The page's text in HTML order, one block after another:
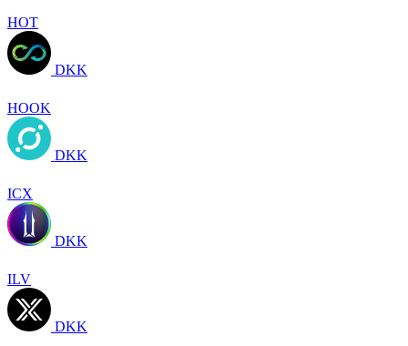
HOT
DKK
HOOK
DKK
ICX
DKK
ILV
DKK